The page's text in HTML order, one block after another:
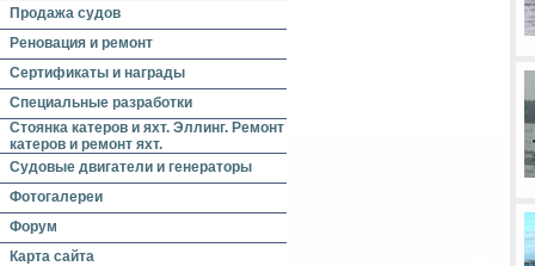
Продажа судов
Реновация и ремонт
Сертификаты и награды
Специальные разработки
Стоянка катеров и яхт. Эллинг. Ремонт
катеров и ремонт яхт.
Судовые двигатели и генераторы
Фотогалереи
Форум
Карта сайта